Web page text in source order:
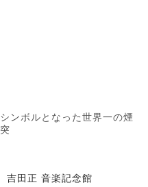
シンボルとなった世界一の煙
突
吉田正 音楽記念館